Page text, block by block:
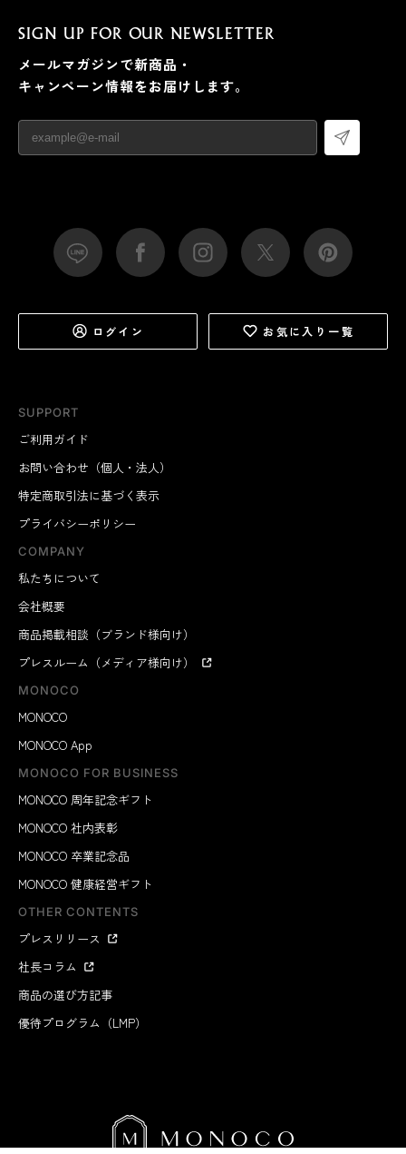
SUPPORT
ご利用ガイド
お問い合わせ（個人・法人）
特定商取引法に基づく表示
プライバシーポリシー
COMPANY
私たちについて
会社概要
商品掲載相談（ブランド様向け）
プレスルーム（メディア様向け）
MONOCO
MONOCO
MONOCO App
MONOCO FOR BUSINESS
MONOCO 周年記念ギフト
MONOCO 社内表彰
MONOCO 卒業記念品
MONOCO 健康経営ギフト
OTHER CONTENTS
プレスリリース
社長コラム
商品の選び方記事
優待プログラム（LMP）
SIGN UP FOR OUR NEWSLETTER
メールマガジンで新商品・
キャンペーン情報をお届けします。
ログイン お気に入り一覧